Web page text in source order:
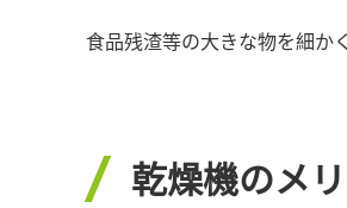
食品残渣等の大きな物を細か
乾燥機のメ